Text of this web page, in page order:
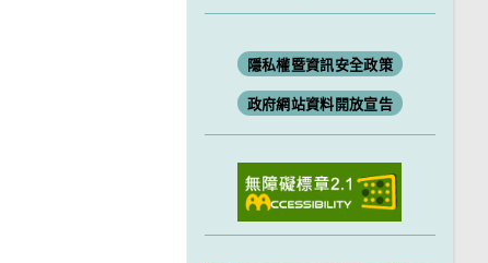
隱私權暨資訊安全政策
政府網站資料開放宣告